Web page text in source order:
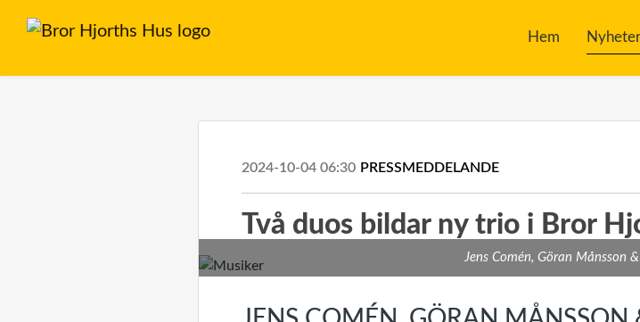
Hem Nyheter
2024-10-04 06:30 PRESSMEDDELANDE
Två duos bildar ny trio i Bror
Jens Comén, Göran Månsson